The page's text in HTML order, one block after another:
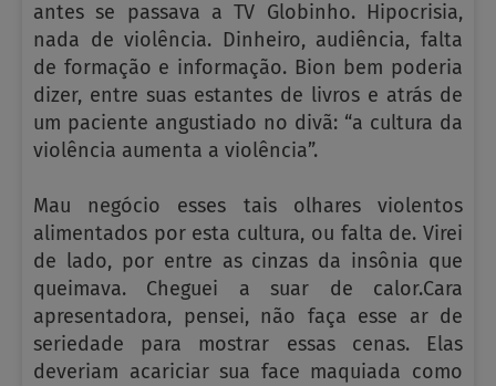
antes se passava a TV Globinho. Hipocrisia,
nada de violência. Dinheiro, audiência, falta
de formação e informação. Bion bem poderia
dizer, entre suas estantes de livros e atrás de
um paciente angustiado no divã: “a cultura da
violência aumenta a violência”.
Mau negócio esses tais olhares violentos
alimentados por esta cultura, ou falta de. Virei
de lado, por entre as cinzas da insônia que
queimava. Cheguei a suar de calor.Cara
apresentadora, pensei, não faça esse ar de
seriedade para mostrar essas cenas. Elas
deveriam acariciar sua face maquiada como